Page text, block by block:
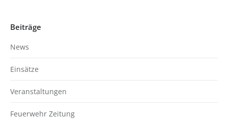
Beiträge
News
Einsätze
Veranstaltungen
Feuerwehr Zeitung